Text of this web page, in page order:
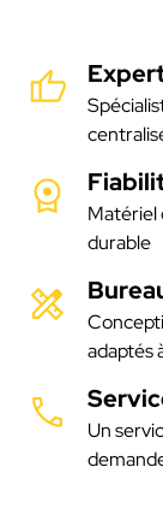
Matériel
durable
adaptés
Un